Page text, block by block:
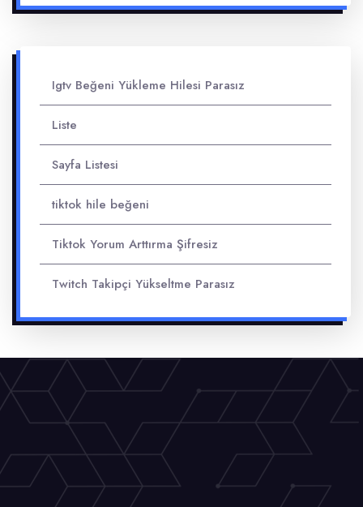
Igtv Beğeni Yükleme Hilesi Parasız
Liste
Sayfa Listesi
tiktok hile beğeni
Tiktok Yorum Arttırma Şifresiz
Twitch Takipçi Yükseltme Parasız